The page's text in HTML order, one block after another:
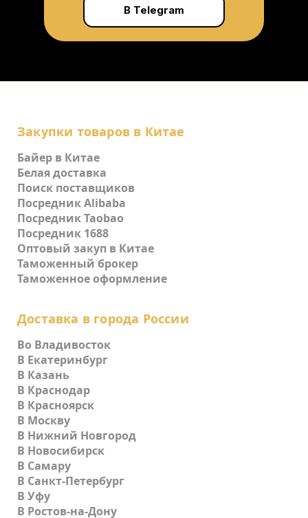
В Telegram
Закупки товаров в Китае
Байер в Китае
Белая доставка
Поиск поставщиков
Посредник Alibaba
Посредник Taobao
Посредник 1688
Оптовый закуп в Китае
Таможенный брокер
Таможенное оформление
Доставка в города России
Во Владивосток
В Екатеринбург
В Казань
В Краснодар
В Красноярск
В Москву
В Нижний Новгород
В Новосибирск
В Самару
В Санкт-Петербург
В Уфу
В Ростов-на-Дону